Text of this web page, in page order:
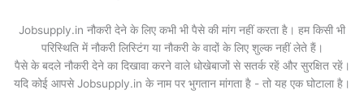
Jobsupply.in नौकरी देने के लिए कभी भी पैसे की मांग नहीं करता है। हम किसी भी
परिस्थिति में नौकरी लिस्टिंग या नौकरी के वादों के लिए शुल्क नहीं लेते हैं।
पैसे के बदले नौकरी देने का दिखावा करने वाले धोखेबाजों से सतर्क रहें और सुरक्षित रहें।
यदि कोई आपसे Jobsupply.in के नाम पर भुगतान मांगता है - तो यह एक घोटाला है।